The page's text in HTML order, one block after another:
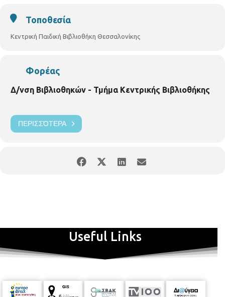
Τοποθεσία
Κεντρική Παιδική Βιβλιοθήκη Θεσσαλονίκης
Φορέας
Δ/νση Βιβλιοθηκών - Τμήμα Κεντρικής Βιβλιοθήκης
ΠΕΡΙΣΣΌΤΕΡΑ
Useful Links